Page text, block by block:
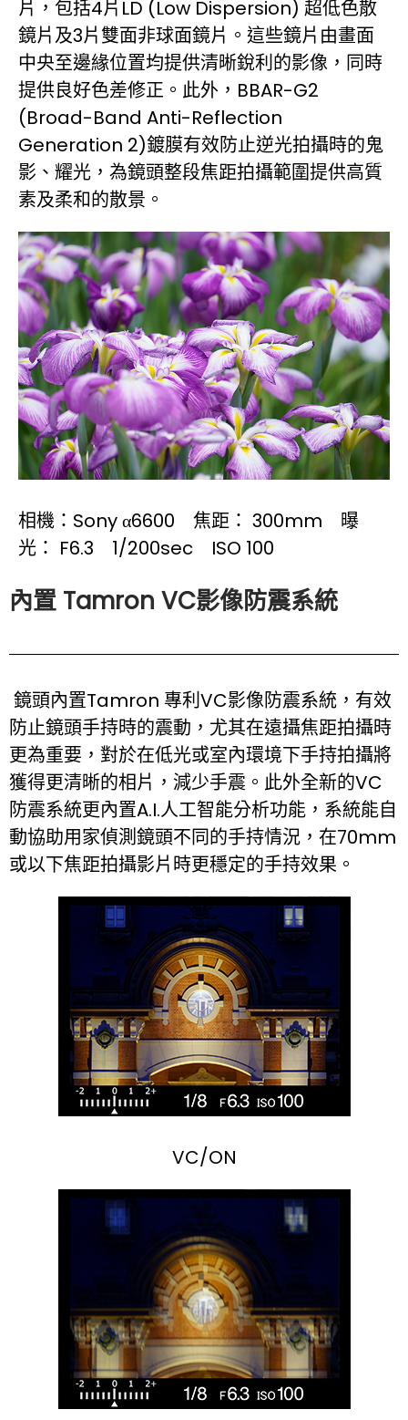
片，包括4片LD (Low Dispersion) 超低色散
鏡片及3片雙面非球面鏡片。這些鏡片由畫面
中央至邊緣位置均提供清晰銳利的影像，同時
提供良好色差修正。此外，BBAR-G2
(Broad-Band Anti-Reflection
Generation 2)鍍膜有效防止逆光拍攝時的鬼
影、耀光，為鏡頭整段焦距拍攝範圍提供高質
素及柔和的散景。
相機：Sony α6600 焦距： 300mm 曝
光： F6.3 1/200sec ISO 100
內置 Tamron VC影像防震系統
鏡頭內置Tamron 專利VC影像防震系統，有效
防止鏡頭手持時的震動，尤其在遠攝焦距拍攝時
更為重要，對於在低光或室內環境下手持拍攝將
獲得更清晰的相片，減少手震。此外全新的VC
防震系統更內置A.I.人工智能分析功能，系統能自
動協助用家偵測鏡頭不同的手持情況，在70mm
或以下焦距拍攝影片時更穩定的手持效果。
VC/ON